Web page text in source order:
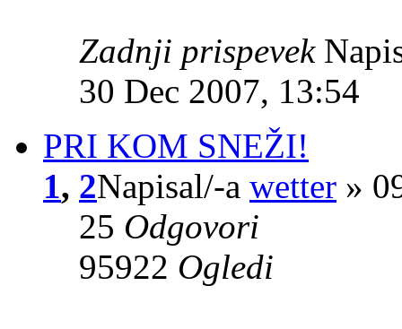
Zadnji prispevek
30 Dec 2007, 13:54
PRI KOM SNEŽI!
1, 2Napisal/-a wetter »
25 Odgovori
95922 Ogledi